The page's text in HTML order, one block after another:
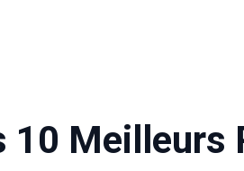
10 Meilleurs